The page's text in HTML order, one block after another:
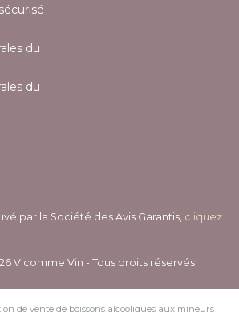
du
du
par la Société des Avis Garantis, cliquez
V comme Vin - Tous droits réservés.
de vente de boissons alcooliques aux mineurs